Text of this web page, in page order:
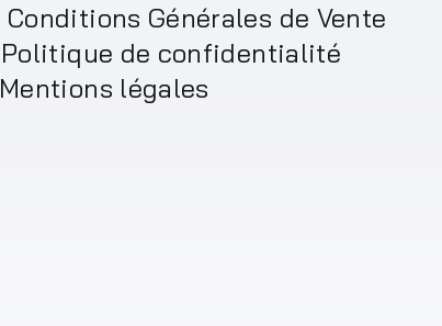
Conditions Générales de Vente
Politique de confidentialité
Mentions légales